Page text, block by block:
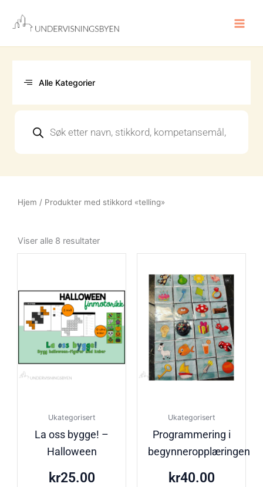
innholdet
Alle Kategorier
search
Hjem / Produkter med stikkord «telling»
Viser alle 8 resultateretter
Ukategorisert
La oss bygge! –
Halloween
kr25.00
Ukategorisert
Programmering i
begynneropplæringen
kr40.00